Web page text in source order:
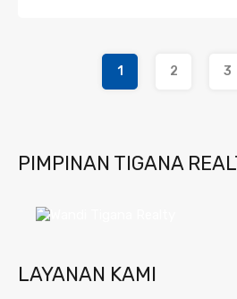
1 2 3
PIMPINAN TIGANA
LAYANAN KAMI